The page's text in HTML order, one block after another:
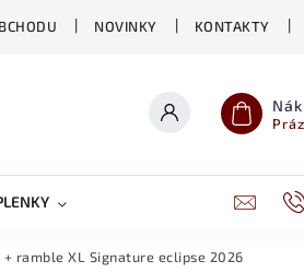
NOVINKY KONTAKTY
CHOVATELSKÉ POTŘEBY
+ ramble XL Signature eclipse 2026